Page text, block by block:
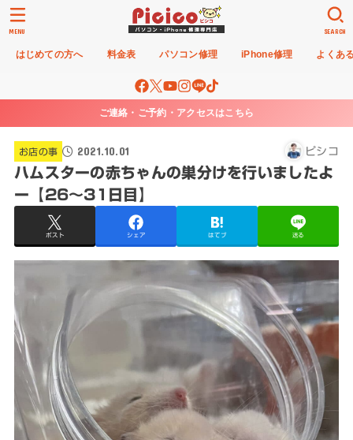
はじめての方へ 料金表 パソコン修理 iPhone修理 よくあ
SEARCH
MENU
ご連絡・ご予約・アクセスはこちら
お店の事 2021.10.01 ピシコ
ハムスターの赤ちゃんの巣分けを行いましたよ
ー【26〜31日目】
ポスト シェア はてブ 送る